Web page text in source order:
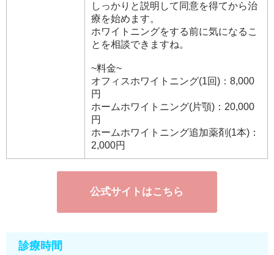
しっかりと説明して同意を得てから治
療を始めます。
ホワイトニングをする前に気になるこ
とを相談できますね。
~料金~
オフィスホワイトニング(1回)：8,000
円
ホームホワイトニング(片顎)：20,000
円
ホームホワイトニング追加薬剤(1本)：
2,000円
公式サイトはこちら
診療時間